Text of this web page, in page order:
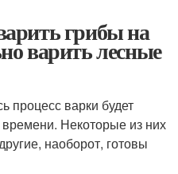
грибы на
варить лесные
процесс варки будет
Некоторые из них
наоборот, готовы